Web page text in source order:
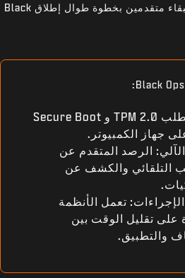
باستمرار، ونحن ملتزمون بالبقاء متقدمين بخطوة طوال إطلاق Black
هام: يتطلب TPM 2.0 و Secure Boot
جهاز الكمبيوتر.
الآلي: الرصد المتقدم عن
التلقائي والكشف عن
تعمل الأنظمة
على تقليل الوقت بين
والتطبيق.